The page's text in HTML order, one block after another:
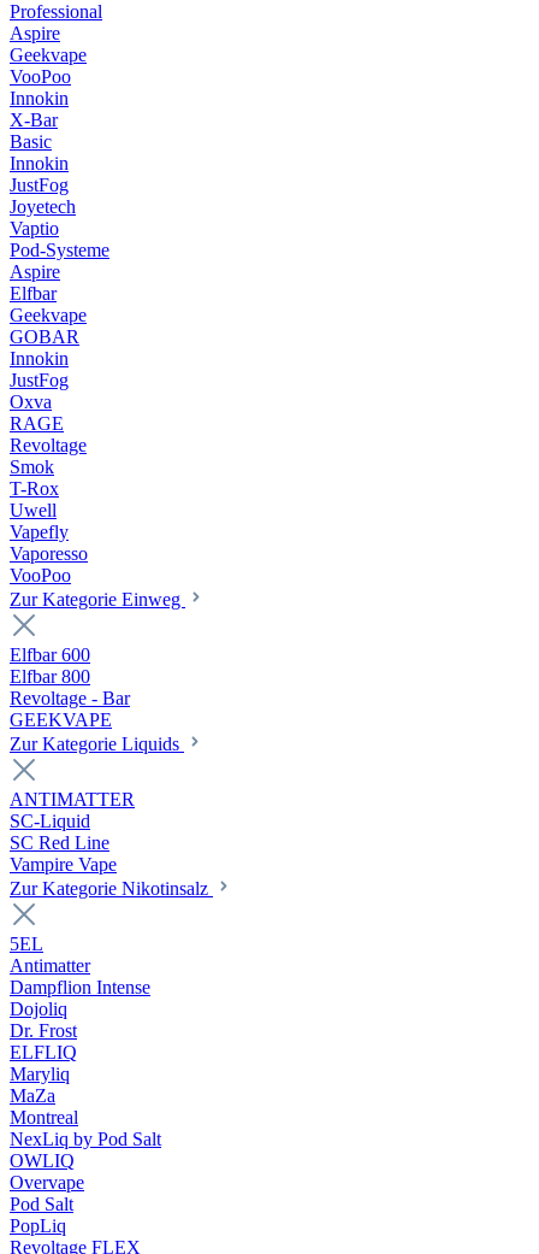
Professional
Aspire
Geekvape
VooPoo
Innokin
X-Bar
Basic
Innokin
JustFog
Joyetech
Vaptio
Pod-Systeme
Aspire
Elfbar
Geekvape
GOBAR
Innokin
JustFog
Oxva
RAGE
Revoltage
Smok
T-Rox
Uwell
Vapefly
Vaporesso
VooPoo
Zur Kategorie Einweg
Elfbar 600
Elfbar 800
Revoltage - Bar
GEEKVAPE
Zur Kategorie Liquids
ANTIMATTER
SC-Liquid
SC Red Line
Vampire Vape
Zur Kategorie Nikotinsalz
5EL
Antimatter
Dampflion Intense
Dojoliq
Dr. Frost
ELFLIQ
Maryliq
MaZa
Montreal
NexLiq by Pod Salt
OWLIQ
Overvape
Pod Salt
PopLiq
Revoltage FLEX